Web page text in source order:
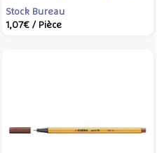
foncé - STABILO
Stock Bureau
1,07€ / Pièce